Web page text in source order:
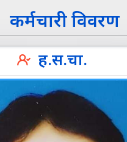
कर्मचारी विवरण
ह.स.चा.